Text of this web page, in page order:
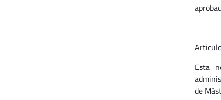
Esta
de